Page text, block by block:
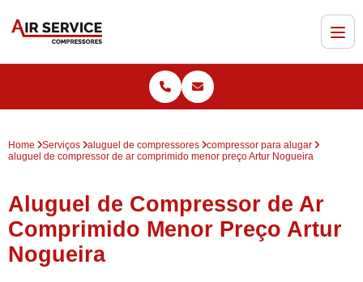
Home Serviços aluguel de compressores
compressor para alugar
aluguel de compressor de ar comprimido menor preço Artur Nogueira
Aluguel de Compressor de Ar
Comprimido Menor Preço Artur
Nogueira